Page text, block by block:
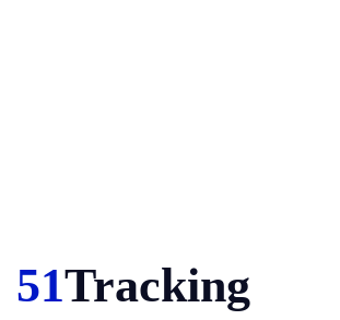
51Tracking